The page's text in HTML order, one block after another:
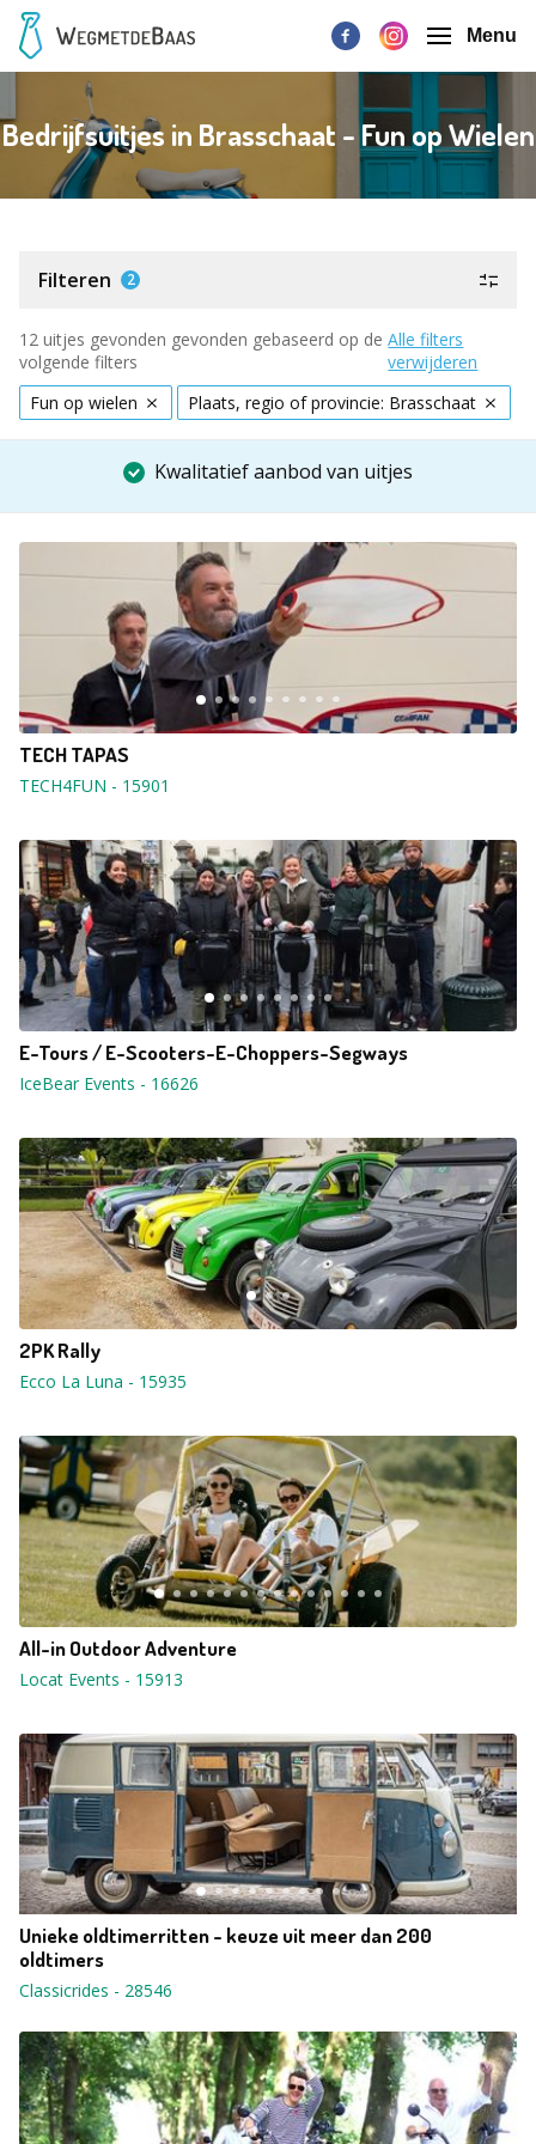
Menu
Bedrijfsuitjes in Brasschaat - Fun op Wielen
Filteren 2
12 uitjes gevonden gevonden gebaseerd op de
volgende filters
Alle filters
verwijderen
Fun op wielen
Plaats, regio of provincie: Brasschaat
Kwalitatief aanbod van uitjes
TECH TAPAS
TECH4FUN - 15901
E-Tours / E-Scooters-E-Choppers-Segways
IceBear Events - 16626
2PK Rally
Ecco La Luna - 15935
All-in Outdoor Adventure
Locat Events - 15913
Unieke oldtimerritten - keuze uit meer dan 200
oldtimers
Classicrides - 28546